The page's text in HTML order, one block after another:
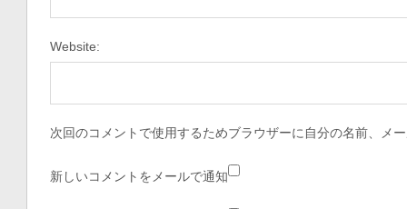
Website:
次回のコメントで使用するためブラウザーに自分の名前、メ
新しいコメントをメールで通知